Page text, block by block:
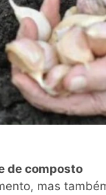
de composto
mas